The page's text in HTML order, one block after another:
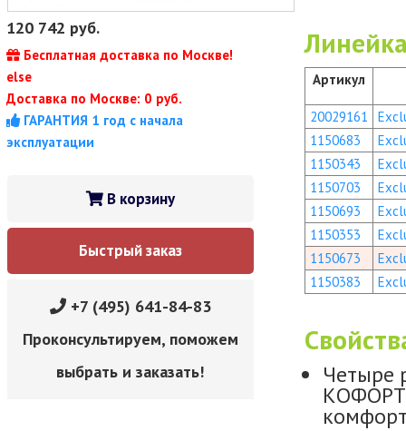
120 742 руб.
Бесплатная доставка по Москве!
else
Доставка по Москве: 0 руб.
ГАРАНТИЯ 1 год с начала
эксплуатации
В корзину
Быстрый заказ
+7 (495) 641-84-83
Проконсультируем, поможем
выбрать и заказать!
Артикул
20029161
1150683
1150343
1150703
1150693
1150353
1150673
1150383